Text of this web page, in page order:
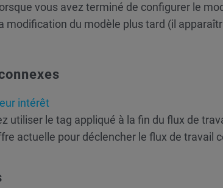
lorsque vous avez terminé de configurer le
modification du modèle plus tard (il
intérêt
utiliser le tag appliqué à la fin du flux de
actuelle pour déclencher le flux de travail